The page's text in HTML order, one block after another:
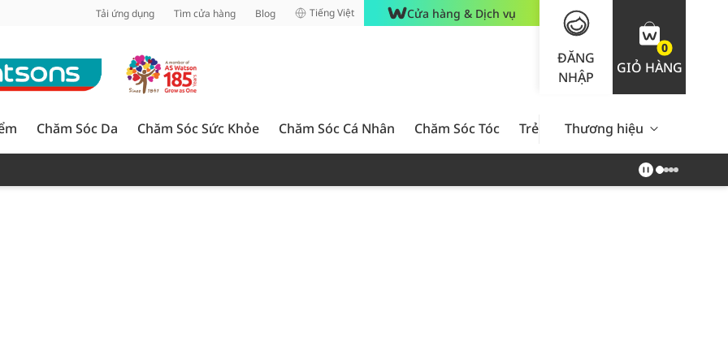
Tải ứng dụng Tìm cửa hàng Blog Tiếng Việt Cửa hàng & Dịch vụ
ĐĂNG
NHẬP
0
GIỎ HÀNG
Chăm Sóc Da Chăm Sóc Sức Khỏe Chăm Sóc Cá Nhân Chăm Sóc Tóc Trẻ Em Nam Giới Chăm Sóc
Thương hiệu